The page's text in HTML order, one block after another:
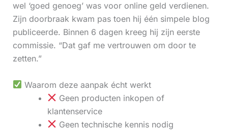
wel ‘goed genoeg’ was voor online geld verdienen.
Zijn doorbraak kwam pas toen hij één simpele blog
publiceerde. Binnen 6 dagen kreeg hij zijn eerste
commissie. “Dat gaf me vertrouwen om door te
zetten.”
Waarom deze aanpak écht werkt
Geen producten inkopen of
klantenservice
Geen technische kennis nodig